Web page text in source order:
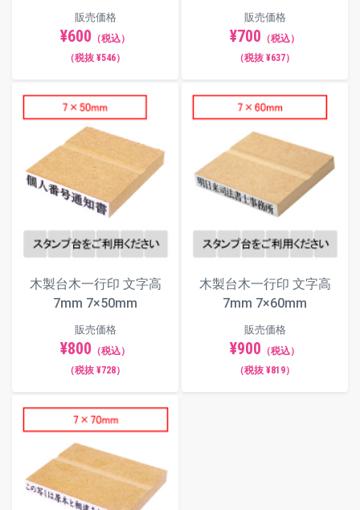
販売価格
¥600 （税込）
（税抜 ¥546）
販売価格
¥700 （税込）
（税抜 ¥637）
木製台木一行印 文字高
7mm 7×50mm
販売価格
¥800 （税込）
（税抜 ¥728）
木製台木一行印 文字高
7mm 7×60mm
販売価格
¥900 （税込）
（税抜 ¥819）